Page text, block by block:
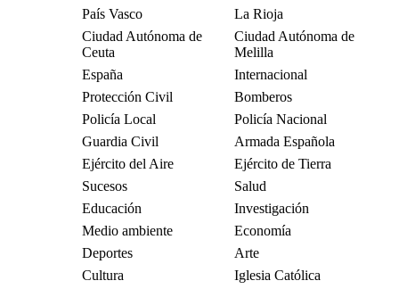
País Vasco
La Rioja
Ciudad Autónoma de
Ceuta
Ciudad Autónoma de
Melilla
España
Internacional
Protección Civil
Bomberos
Policía Local
Policía Nacional
Guardia Civil
Armada Española
Ejército del Aire
Ejército de Tierra
Sucesos
Salud
Educación
Investigación
Medio ambiente
Economía
Deportes
Arte
Cultura
Iglesia Católica